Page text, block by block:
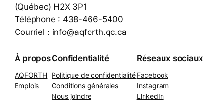
(Québec) H2X 3P1
Téléphone : 438-466-5400
Courriel : info@aqforth.qc.ca
À propos
AQFORTH
Emplois
Confidentialité
Politique de confidentialité
Conditions générales
Nous joindre
Réseaux sociaux
Facebook
Instagram
LinkedIn